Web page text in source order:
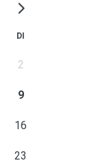
DI
2
9
16
23